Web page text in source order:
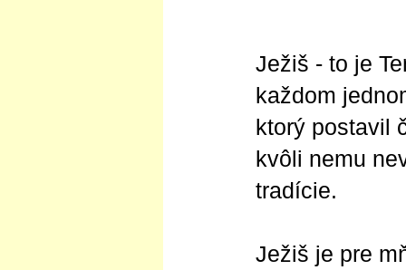
Ježiš - to je
každom
ktorý postavil
kvôli nemu
tradície.
Ježiš je pre